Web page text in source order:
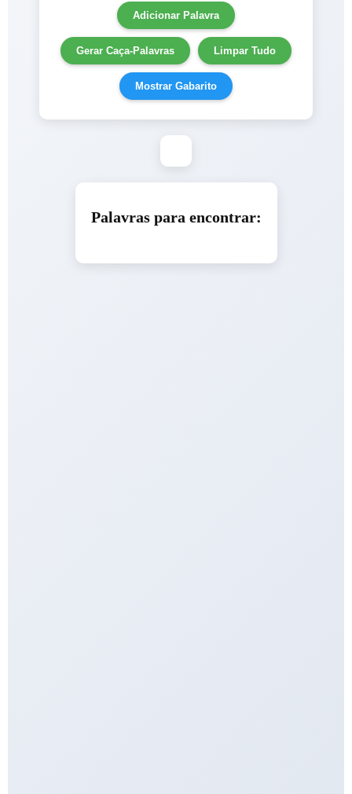
Adicionar Palavra
Gerar Caça-Palavras Limpar Tudo
Mostrar Gabarito
Palavras para encontrar: